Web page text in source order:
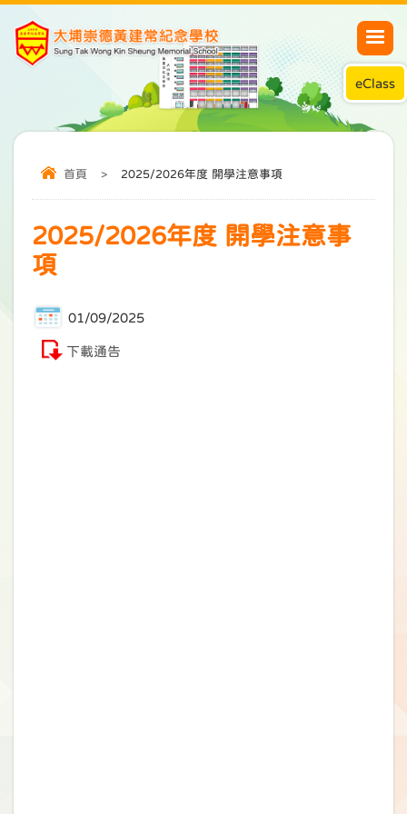
eClass
首頁 > 2025/2026年度 開學注意事項
2025/2026年度 開學注意事
項
01/09/2025
下載通告